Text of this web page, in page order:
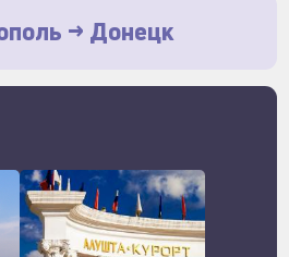
-> Донецк